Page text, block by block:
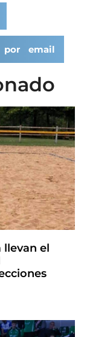
por email
llevan el